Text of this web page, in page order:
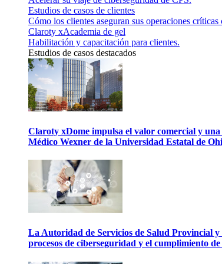
Estudios de casos de clientes
Cómo los clientes aseguran sus operaciones
Claroty xAcademia de gel
Habilitación y capacitación para clientes.
Estudios de casos destacados
Claroty xDome impulsa el valor comercial y
Médico Wexner de la Universidad Estatal de
La Autoridad de Servicios de Salud Provincial
procesos de ciberseguridad y el cumplimiento